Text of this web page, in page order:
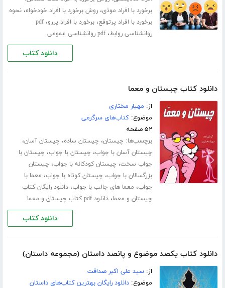
برخورد با افراد موذی،روش برخورد با افراد خودخواه،نحوه
برخورد با افراد پرتوقع،برخورد با افراد پررو،pdf
روانشناسی روابط،pdf روانشناسی عمومی
دانلود کتاب
دانلود کتاب چیستان و معما
از: مهیار مختاری
موضوع:کتاب‌های سرگرمی
۵۲ صفحه
برچسب‌ها: چیستان، چیستان ساده، چیستان آسان،
چیستان آسان با جواب، چیستان با جواب، چیستان با
جواب سخت، چیستان کودکانه با جواب، چیستان
بزرگسالان با جواب، چیستان کوتاه با جواب، معما با
جواب، معما های جالب با جواب،دانلود رایگان کتاب
چیستان و معما،دانلود pdf کتاب چیستان و معما
دانلود کتاب
دانلود کتاب یکصد موضوع و پانصد داستان (مجموعه داستان)
از:سید علی اکبر صداقت
موضوع:دانلود رایگان بهترین کتاب‌های داستان